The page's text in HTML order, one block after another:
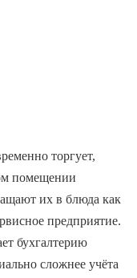
торгует,
помещении
их в блюда как
предприятие.
бухгалтерию
сложнее учёта